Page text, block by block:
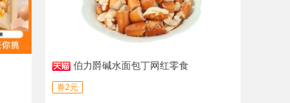
伯力爵碱水面包丁网红零食
券2元